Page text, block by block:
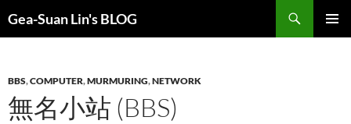
Gea-Suan Lin's BLOG
BBS,COMPUTER,MURMURING,NETWORK
無名小站 (BBS)